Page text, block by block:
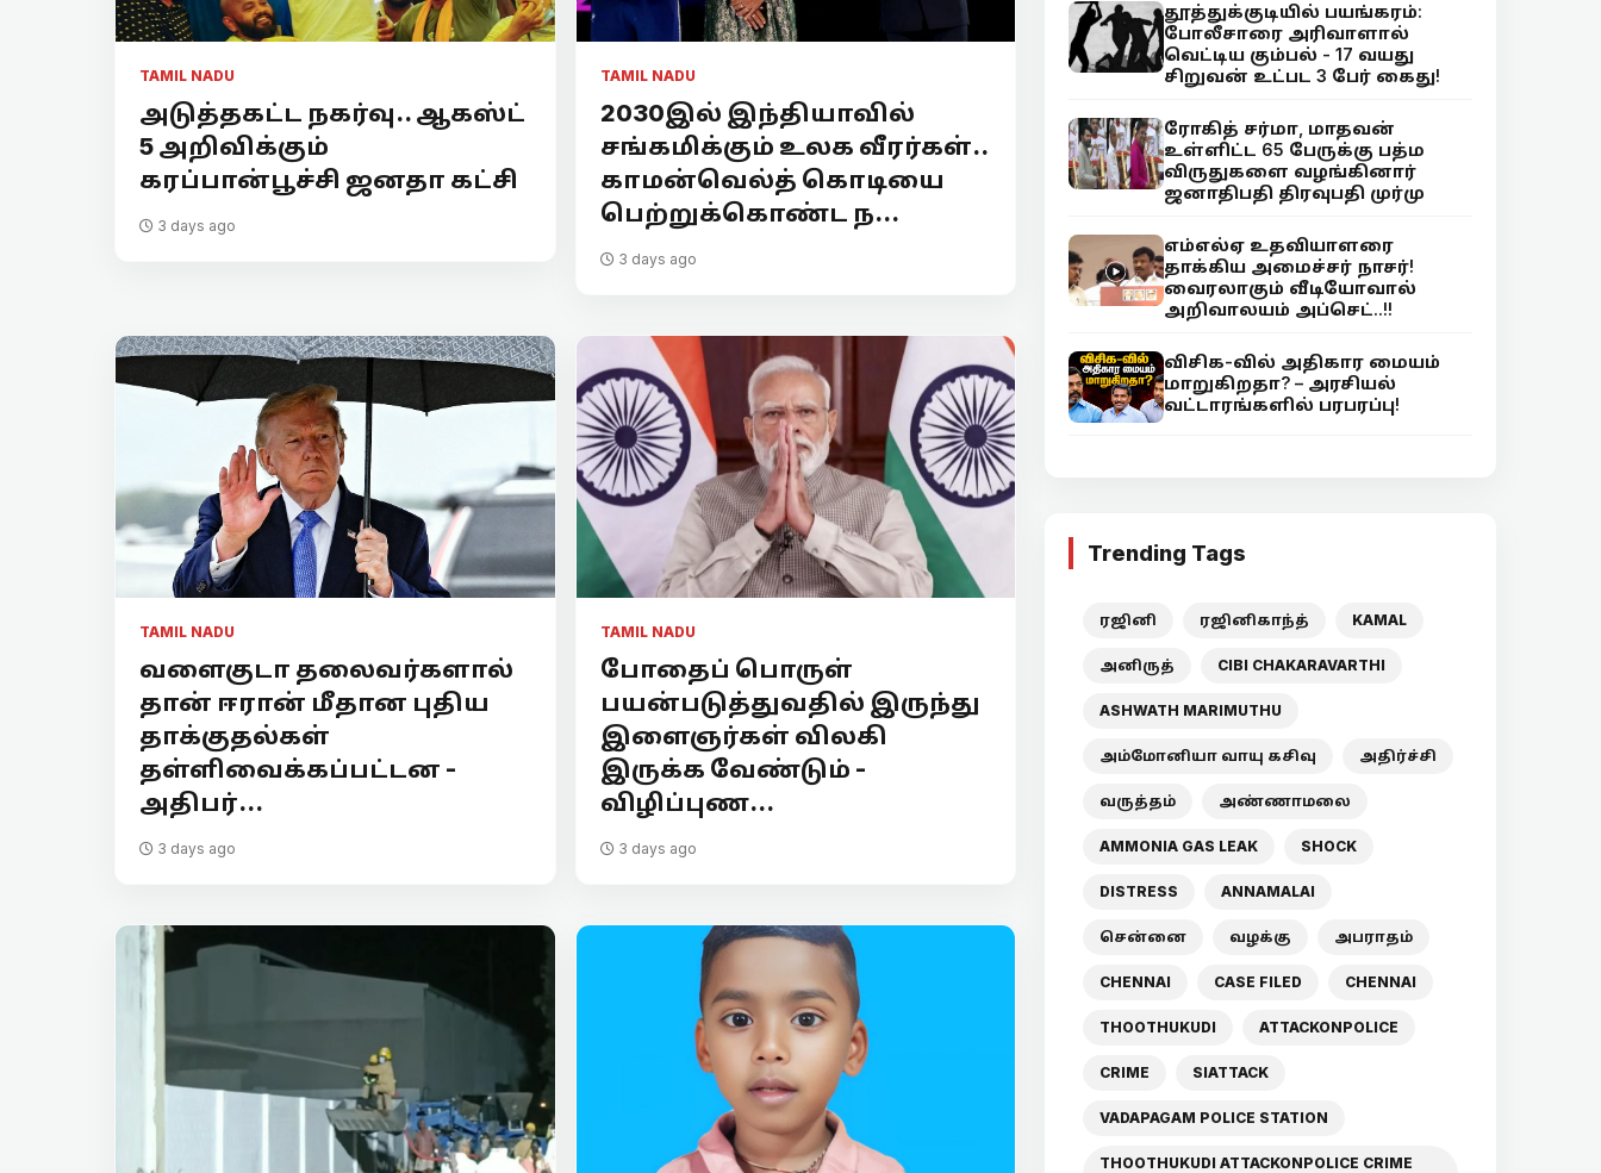
TAMIL NADU
அடுத்தகட்ட நகர்வு.. ஆகஸ்ட்
5 அறிவிக்கும்
கரப்பான்பூச்சி ஜனதா கட்சி
3 days ago
TAMIL NADU
2030இல் இந்தியாவில்
சங்கமிக்கும் உலக வீரர்கள்..
காமன்வெல்த் கொடியை
பெற்றுக்கொண்ட ந...
3 days ago
TAMIL NADU
வளைகுடா தலைவர்களால்
தான் ஈரான் மீதான புதிய
தாக்குதல்கள்
தள்ளிவைக்கப்பட்டன -
அதிபர்...
3 days ago
TAMIL NADU
போதைப் பொருள்
பயன்படுத்துவதில் இருந்து
இளைஞர்கள் விலகி
இருக்க வேண்டும் -
விழிப்புண...
3 days ago
தூத்துக்குடியில் பயங்கரம்:
போலீசாரை அரிவாளால்
வெட்டிய கும்பல் - 17 வயது
சிறுவன் உட்பட 3 பேர் கைது!
ரோகித் சர்மா, மாதவன்
உள்ளிட்ட 65 பேருக்கு பத்ம
விருதுகளை வழங்கினார்
ஜனாதிபதி திரவுபதி முர்மு
எம்எல்ஏ உதவியாளரை
தாக்கிய அமைச்சர் நாசர்!
வைரலாகும் வீடியோவால்
அறிவாலயம் அப்செட்..!!
விசிக-வில் அதிகார மையம்
மாறுகிறதா? – அரசியல்
வட்டாரங்களில் பரபரப்பு!
Trending Tags
ரஜினி ரஜினிகாந்த் KAMAL
அனிருத் CIBI CHAKARAVARTHI
ASHWATH MARIMUTHU
அம்மோனியா வாயு கசிவு அதிர்ச்சி
வருத்தம் அண்ணாமலை
AMMONIA GAS LEAK SHOCK
DISTRESS ANNAMALAI
சென்னை வழக்கு அபராதம்
CHENNAI CASE FILED CHENNAI
THOOTHUKUDI ATTACKONPOLICE
CRIME SIATTACK
VADAPAGAM POLICE STATION
THOOTHUKUDI ATTACKONPOLICE CRIME